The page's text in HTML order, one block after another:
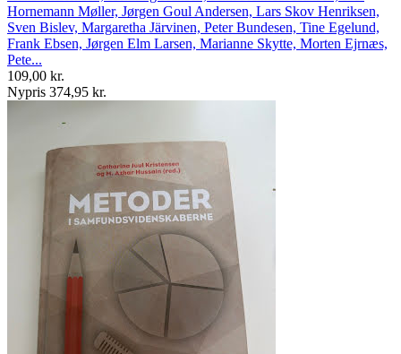
Hornemann Møller, Jørgen Goul Andersen, Lars Skov Henriksen,
Sven Bislev, Margaretha Järvinen, Peter Bundesen, Tine Egelund,
Frank Ebsen, Jørgen Elm Larsen, Marianne Skytte, Morten Ejrnæs,
Pete...
109,00 kr.
Nypris 374,95 kr.